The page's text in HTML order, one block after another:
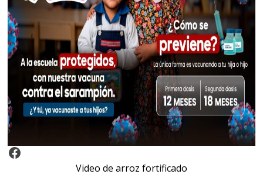
Video Arroz Fortificado
Video de arroz fortificado